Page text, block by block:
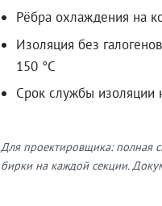
Рёбра охлаждения на
Изоляция без
150 °C
Срок службы изоляции
Для проектировщика: полная
бирки на каждой секции.